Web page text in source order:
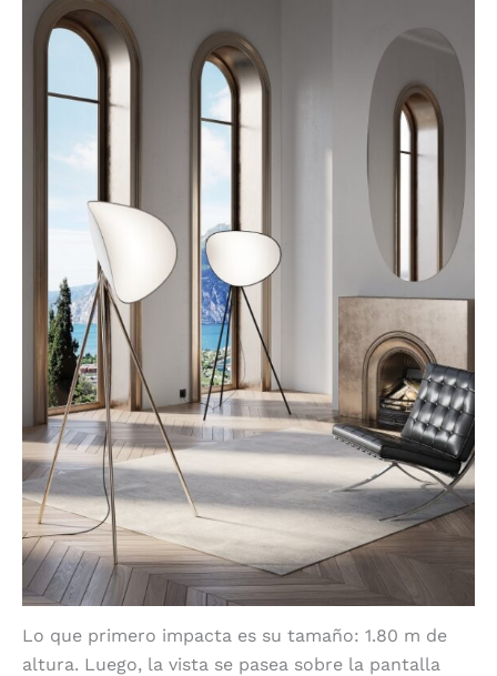
Lo que primero impacta es su tamaño: 1.80 m de
altura. Luego, la vista se pasea sobre la pantalla